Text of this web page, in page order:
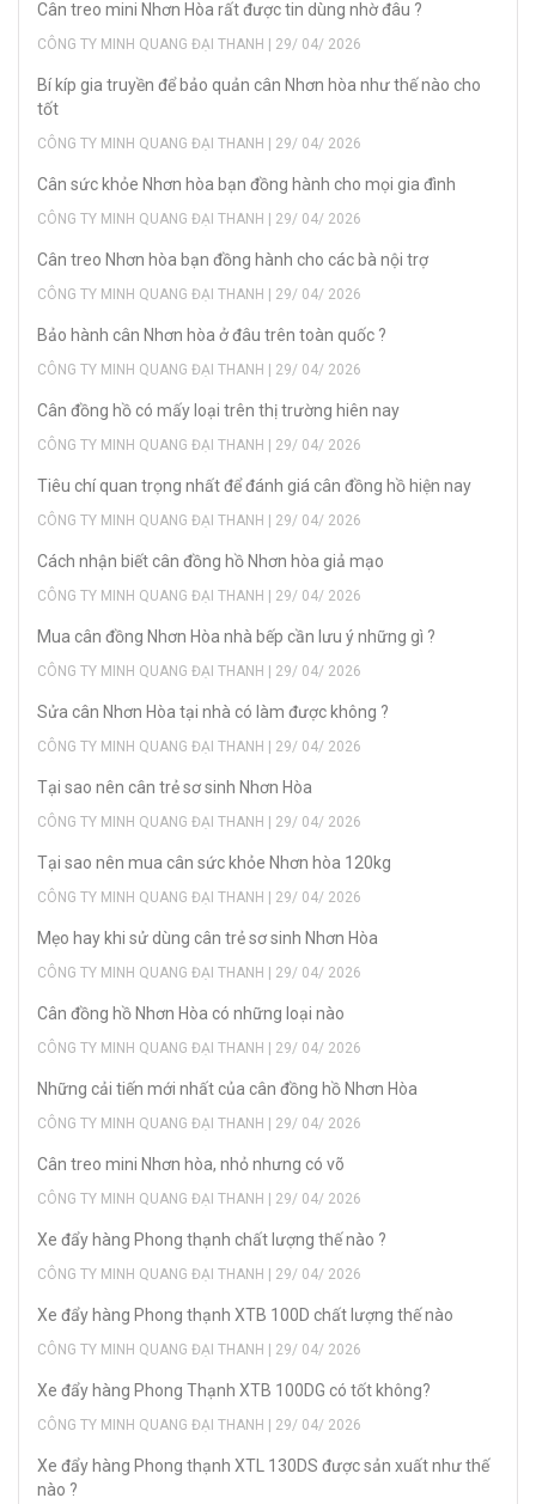
Cân treo mini Nhơn Hòa rất được tin dùng nhờ đâu ?
CÔNG TY MINH QUANG ĐẠI THANH | 29/ 04/ 2026
Bí kíp gia truyền để bảo quản cân Nhơn hòa như thế nào cho
tốt
CÔNG TY MINH QUANG ĐẠI THANH | 29/ 04/ 2026
Cân sức khỏe Nhơn hòa bạn đồng hành cho mọi gia đình
CÔNG TY MINH QUANG ĐẠI THANH | 29/ 04/ 2026
Cân treo Nhơn hòa bạn đồng hành cho các bà nội trợ
CÔNG TY MINH QUANG ĐẠI THANH | 29/ 04/ 2026
Bảo hành cân Nhơn hòa ở đâu trên toàn quốc ?
CÔNG TY MINH QUANG ĐẠI THANH | 29/ 04/ 2026
Cân đồng hồ có mấy loại trên thị trường hiên nay
CÔNG TY MINH QUANG ĐẠI THANH | 29/ 04/ 2026
Tiêu chí quan trọng nhất để đánh giá cân đồng hồ hiện nay
CÔNG TY MINH QUANG ĐẠI THANH | 29/ 04/ 2026
Cách nhận biết cân đồng hồ Nhơn hòa giả mạo
CÔNG TY MINH QUANG ĐẠI THANH | 29/ 04/ 2026
Mua cân đồng Nhơn Hòa nhà bếp cần lưu ý những gì ?
CÔNG TY MINH QUANG ĐẠI THANH | 29/ 04/ 2026
Sửa cân Nhơn Hòa tại nhà có làm được không ?
CÔNG TY MINH QUANG ĐẠI THANH | 29/ 04/ 2026
Tại sao nên cân trẻ sơ sinh Nhơn Hòa
CÔNG TY MINH QUANG ĐẠI THANH | 29/ 04/ 2026
Tại sao nên mua cân sức khỏe Nhơn hòa 120kg
CÔNG TY MINH QUANG ĐẠI THANH | 29/ 04/ 2026
Mẹo hay khi sử dùng cân trẻ sơ sinh Nhơn Hòa
CÔNG TY MINH QUANG ĐẠI THANH | 29/ 04/ 2026
Cân đồng hồ Nhơn Hòa có những loại nào
CÔNG TY MINH QUANG ĐẠI THANH | 29/ 04/ 2026
Những cải tiến mới nhất của cân đồng hồ Nhơn Hòa
CÔNG TY MINH QUANG ĐẠI THANH | 29/ 04/ 2026
Cân treo mini Nhơn hòa, nhỏ nhưng có võ
CÔNG TY MINH QUANG ĐẠI THANH | 29/ 04/ 2026
Xe đẩy hàng Phong thạnh chất lượng thế nào ?
CÔNG TY MINH QUANG ĐẠI THANH | 29/ 04/ 2026
Xe đẩy hàng Phong thạnh XTB 100D chất lượng thế nào
CÔNG TY MINH QUANG ĐẠI THANH | 29/ 04/ 2026
Xe đẩy hàng Phong Thạnh XTB 100DG có tốt không?
CÔNG TY MINH QUANG ĐẠI THANH | 29/ 04/ 2026
Xe đẩy hàng Phong thạnh XTL 130DS được sản xuất như thế
nào ?